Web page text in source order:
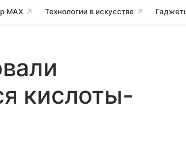
MAX Технологии в искусстве
кислоты-